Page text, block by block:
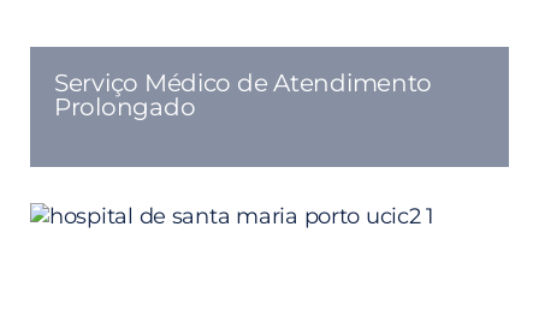
Serviço Médico de Atendimento
Prolongado